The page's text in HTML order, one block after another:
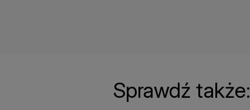
Sprawdź także: